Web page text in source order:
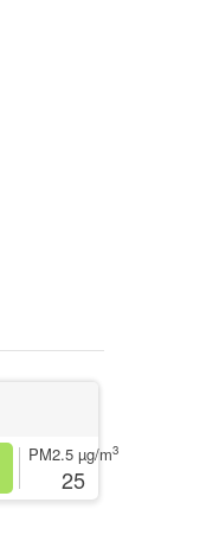
PM2.5 µg/m3
25